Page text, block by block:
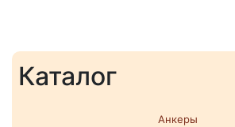
Каталог
Анкеры